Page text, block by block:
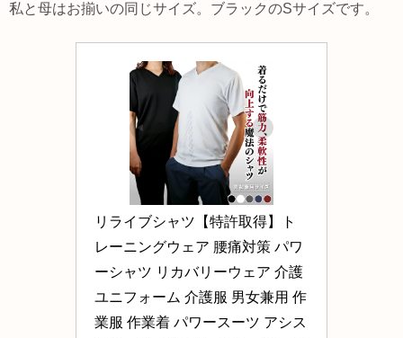
私と母はお揃いの同じサイズ。ブラックのSサイズです。
リライブシャツ【特許取得】ト
レーニングウェア 腰痛対策 パワ
ーシャツ リカバリーウェア 介護
ユニフォーム 介護服 男女兼用 作
業服 作業着 パワースーツ アシス